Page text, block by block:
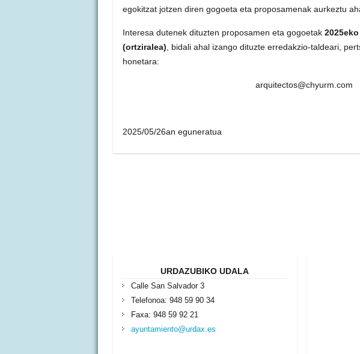
egokitzat jotzen diren gogoeta eta proposamenak aurkeztu
Interesa dutenek dituzten proposamen eta gogoetak
(ortziralea) , bidali ahal izango dituzte erredakzio-taldeari,
honetara:
arquitectos@chyurm.com
2025/05/26an eguneratua
URDAZUBIKO UDALA
Calle San Salvador 3
Telefonoa: 948 59 90 34
Faxa: 948 59 92 21
ayuntamiento@urdax.es